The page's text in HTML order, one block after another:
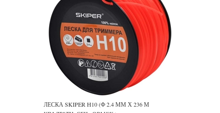
ЛЕСКА SKIPER H10 (Ф 2.4 ММ Х 236 М